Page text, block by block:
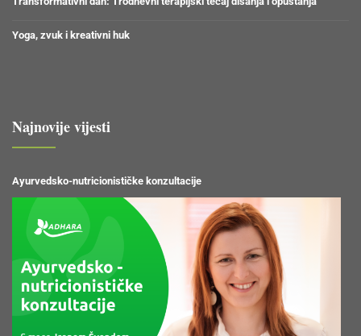
Yoga, zvuk i kreativni huk
Najnovije vijesti
Ayurvedsko-nutricionističke konzultacije